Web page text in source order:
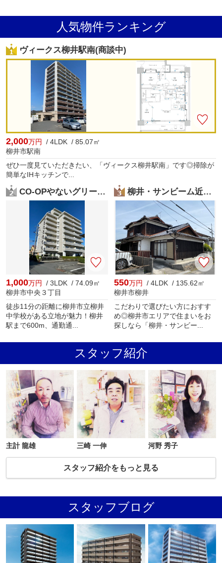
人気物件ランキング
ヴィークス柳井駅南(商談中)
2,000万円 / 4LDK / 85.07㎡
柳井市駅南
ぜひ一度見ていただきたい、「ヴィークス柳井駅南」です◎掃除が
簡単なIHキッチンで...
CO-OPやないグリーンマンション
1,000万円
/ 3LDK / 74.09㎡
柳井市中央３丁目
徒歩11分の距離に柳井市立柳井
中学校がある立地が魅力！柳井
駅まで600m、通勤通...
柳井・サンビーム近く(商談中)
550万円
/ 4LDK / 135.62㎡
柳井市柳井
こだわりで選びたい方におすす
め◎柳井市エリアで住まいをお
探しなら「柳井・サンビー...
スタッフ紹介
主計 龍雄 三崎 一伸 河野 秀子
スタッフ紹介をもっと見る
スタッフブログ